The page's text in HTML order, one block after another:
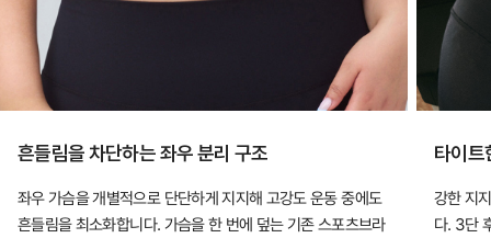
흔들림을 차단하는 좌우 분리 구조
좌우 가슴을 개별적으로 단단하게 지지해 고강도 운동 중에도
흔들림을 최소화합니다. 가슴을 한 번에 덮는 기존 스포츠브라
타이트
강한 지
다. 3단